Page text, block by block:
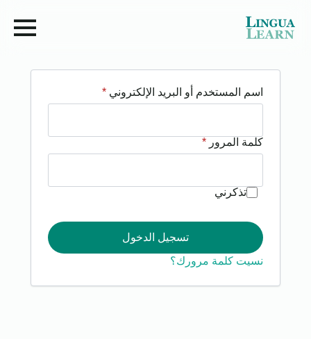
اسم المستخدم أو البريد الإلكتروني *مطلوبة
كلمة المرور *مطلوبة
تذكرني
تسجيل الدخول
نسيت كلمة مرورك؟